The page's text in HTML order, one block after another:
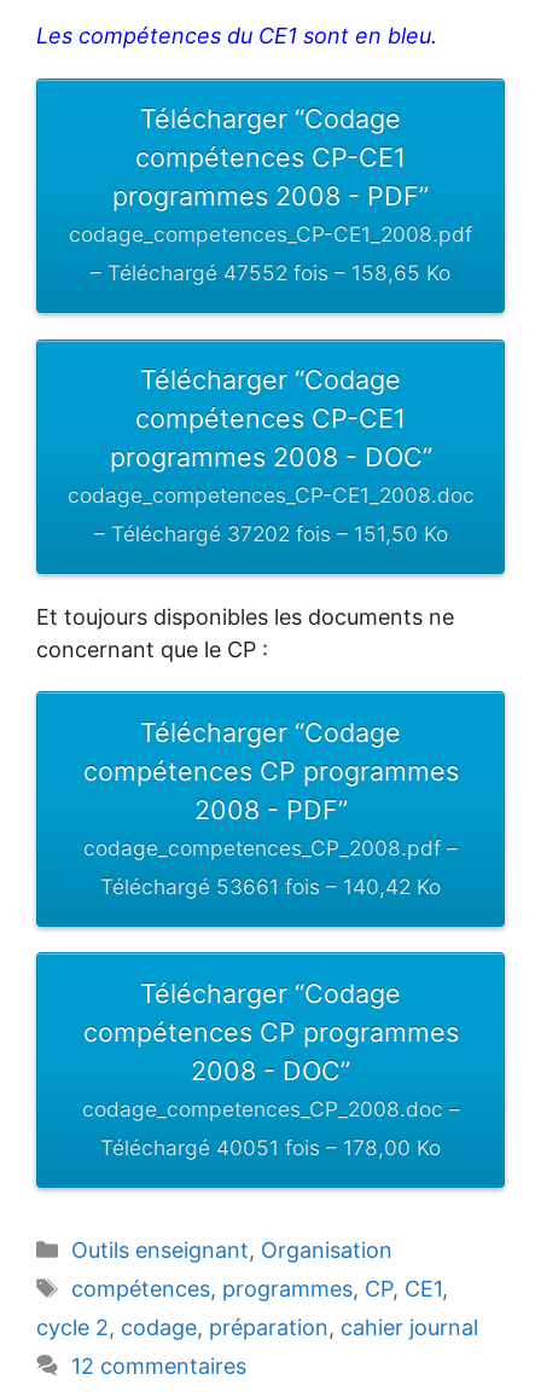
Les compétences du CE1 sont en bleu.
Télécharger “Codage
compétences CP-CE1
programmes 2008 - PDF”
codage_competences_CP-CE1_2008.pdf
– Téléchargé 47552 fois – 158,65 Ko
Télécharger “Codage
compétences CP-CE1
programmes 2008 - DOC”
codage_competences_CP-CE1_2008.doc
– Téléchargé 37202 fois – 151,50 Ko
Et toujours disponibles les documents ne
concernant que le CP :
Télécharger “Codage
compétences CP programmes
2008 - PDF”
codage_competences_CP_2008.pdf –
Téléchargé 53661 fois – 140,42 Ko
Télécharger “Codage
compétences CP programmes
2008 - DOC”
codage_competences_CP_2008.doc –
Téléchargé 40051 fois – 178,00 Ko
Catégories
Outils enseignant, Organisation
Étiquettes
compétences, programmes, CP, CE1,
cycle 2, codage, préparation, cahier journal
12 commentaires